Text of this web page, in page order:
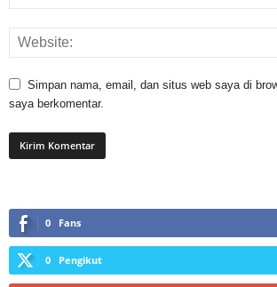
Simpan nama, email, dan situs web saya di
saya berkomentar.
0 Fans
0 Pengikut